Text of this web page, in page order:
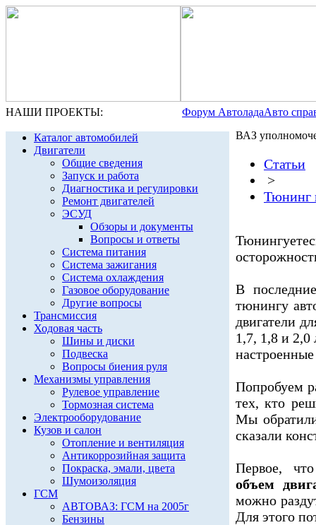
НАШИ ПРОЕКТЫ: Форум АвтоладаАвто
Каталог автомобилей
Двигатели
Общие сведения
Запуск и работа
Диагностика и регулировки
Ремонт двигателей
ЭСУД
Обзоры и документы
Вопросы и ответы
Система питания
Система зажигания
Система охлаждения
Газовое оборудование
Другие вопросы
Трансмиссия
Ходовая часть
Шины и диски
Подвеска
Вопросы биения руля
Механизмы управления
Рулевое управление
Тормозная система
Электрооборудование
Кузов и салон
Отопление и вентиляция
Антикоррозийная защита
Покраска, эмали, цвета
Шумоизоляция
ГСМ
АВТОВАЗ: ГСМ на 2005г
Бензины
ВАЗ
Статьи
>
Тюнинг
В
тюнингу
двигатели
1,7, 1,8 и
Попробуем
тех, кто
Мы
сказали
Первое,
объем
можно
Для этого